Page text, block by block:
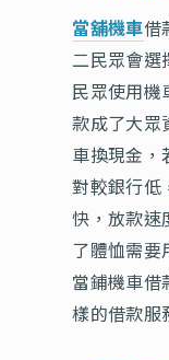
當舖機車借
二民眾會選
民眾使用機
款成了大眾
車換現金，
對較銀行低
快，放款速
了體恤需要
當鋪機車借
樣的借款服